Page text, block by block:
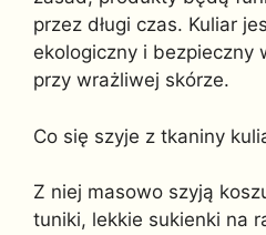
przez długi czas. Kuliar
ekologiczny i bezpieczny
przy wrażliwej skórze.
Co się szyje z tkaniny
Z niej masowo szyją
tuniki, lekkie sukienki na